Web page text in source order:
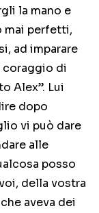
la mano e
mai perfetti,
ad imparare
coraggio di
Alex”. Lui
dopo
vi può dare
alle
posso
della vostra
aveva dei